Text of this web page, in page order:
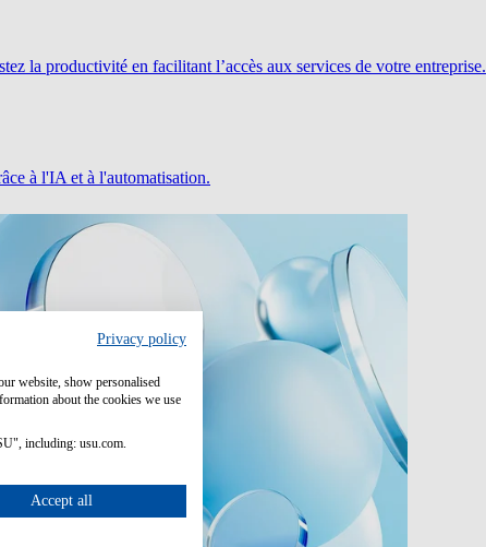
la productivité en facilitant l’accès aux services de votre entreprise.
à l'IA et à l'automatisation.
Privacy policy
website, show personalised
about the cookies we use
including: usu.com.
Accept all